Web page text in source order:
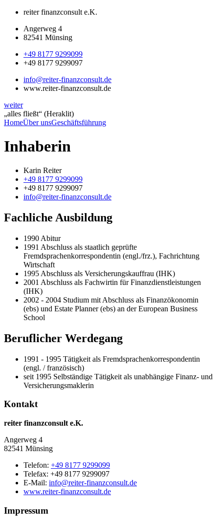
reiter finanzconsult e.K.
Angerweg 4
82541 Münsing
+49 8177 9299099
+49 8177 9299097
info@reiter-finanzconsult.de
www.reiter-finanzconsult.de
weiter
„alles fließt“ (Heraklit)
HomeÜber unsGeschäftsführung
Inhaberin
Karin Reiter
+49 8177 9299099
+49 8177 9299097
info@reiter-finanzconsult.de
Fachliche Ausbildung
1990 Abitur
1991 Abschluss als staatlich geprüfte
Fremdsprachenkorrespondentin (engl./frz.), Fachrichtung
Wirtschaft
1995 Abschluss als Versicherungskauffrau (IHK)
2001 Abschluss als Fachwirtin für Finanzdienstleistungen
(IHK)
2002 - 2004 Studium mit Abschluss als Finanzökonomin
(ebs) und Estate Planner (ebs) an der European Business
School
Beruflicher Werdegang
1991 - 1995 Tätigkeit als Fremdsprachenkorrespondentin
(engl. / französisch)
seit 1995 Selbständige Tätigkeit als unabhängige Finanz- und
Versicherungsmaklerin
Kontakt
reiter finanzconsult e.K.
Angerweg 4
82541 Münsing
Telefon: +49 8177 9299099
Telefax: +49 8177 9299097
E-Mail: info@reiter-finanzconsult.de
www.reiter-finanzconsult.de
Impressum